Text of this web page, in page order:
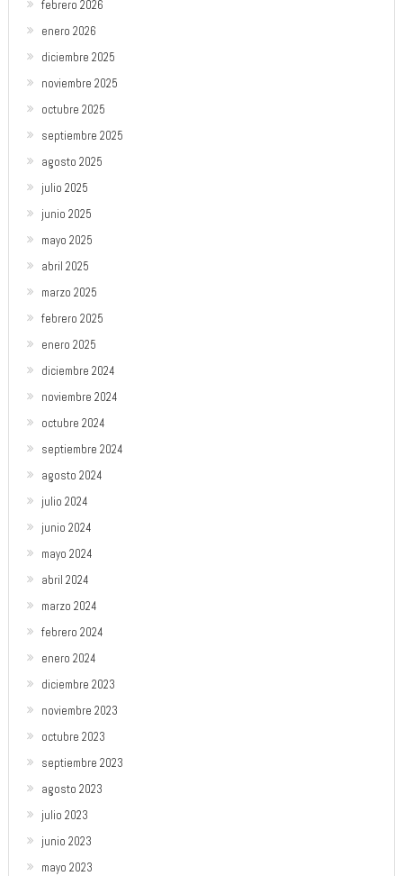
febrero 2026
enero 2026
diciembre 2025
noviembre 2025
octubre 2025
septiembre 2025
agosto 2025
julio 2025
junio 2025
mayo 2025
abril 2025
marzo 2025
febrero 2025
enero 2025
diciembre 2024
noviembre 2024
octubre 2024
septiembre 2024
agosto 2024
julio 2024
junio 2024
mayo 2024
abril 2024
marzo 2024
febrero 2024
enero 2024
diciembre 2023
noviembre 2023
octubre 2023
septiembre 2023
agosto 2023
julio 2023
junio 2023
mayo 2023